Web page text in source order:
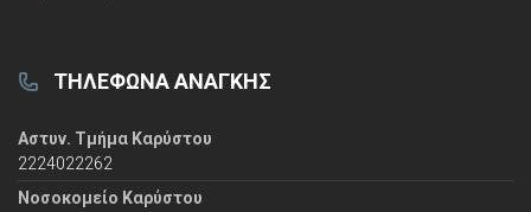
ΤΗΛΈΦΩΝΑ ΑΝΆΓΚΗΣ
Αστυν. Τμήμα Καρύστου
2224022262
Νοσοκομείο Καρύστου